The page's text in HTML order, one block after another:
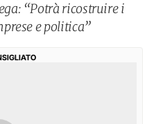
“Potrà ricostruire i
e politica”